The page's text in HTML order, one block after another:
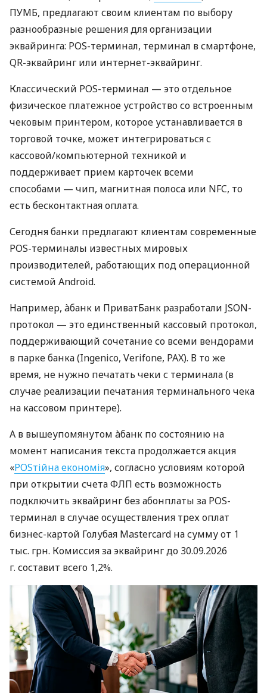
ПУМБ, предлагают своим клиентам по выбору
разнообразные решения для организации
эквайринга: POS-терминал, терминал в смартфоне,
QR-эквайринг или интернет-эквайринг.
Классический POS-терминал — это отдельное
физическое платежное устройство со встроенным
чековым принтером, которое устанавливается в
торговой точке, может интегрироваться с
кассовой/компьютерной техникой и
поддерживает прием карточек всеми
способами — чип, магнитная полоса или NFC, то
есть бесконтактная оплата.
Сегодня банки предлагают клиентам современные
POS-терминалы известных мировых
производителей, работающих под операционной
системой Android.
Например, àбанк и ПриватБанк разработали JSON-
протокол — это единственный кассовый протокол,
поддерживающий сочетание со всеми вендорами
в парке банка (Ingenico, Verifone, PAX). В то же
время, не нужно печатать чеки с терминала (в
случае реализации печатания терминального чека
на кассовом принтере).
А в вышеупомянутом àбанк по состоянию на
момент написания текста продолжается акция
«POSтійна економія», согласно условиям которой
при открытии счета ФЛП есть возможность
подключить эквайринг без абонплаты за POS-
терминал в случае осуществления трех оплат
бизнес-картой Голубая Mastercard на сумму от 1
тыс. грн. Комиссия за эквайринг до 30.09.2026
г. составит всего 1,2%.